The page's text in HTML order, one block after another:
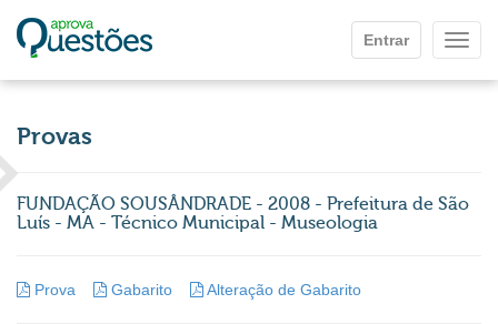
Entrar
Provas
FUNDAÇÃO SOUSÂNDRADE - 2008 - Prefeitura de São
Luís - MA - Técnico Municipal - Museologia
Prova Gabarito Alteração de Gabarito